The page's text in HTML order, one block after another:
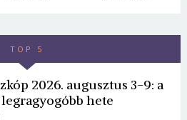
TOP 5
2026. augusztus 3-9: a
hete